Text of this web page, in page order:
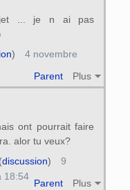
... je n ai pas
Parent Plus
)
4 novembre
ont pourrait faire
alor tu veux?
Parent Plus
discussion)
9
18:54